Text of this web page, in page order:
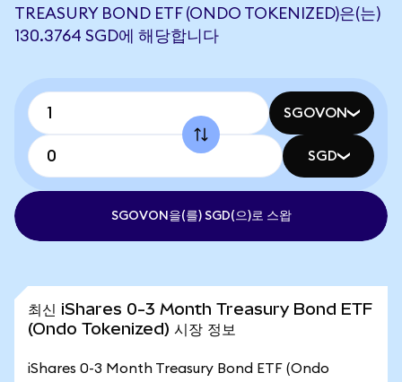
TREASURY BOND ETF (ONDO TOKENIZED)은(는)
130.3764 SGD에 해당합니다
SGOVON
SGD
SGOVON을(를) SGD(으)로 스왑
최신 iShares 0-3 Month Treasury Bond ETF
(Ondo Tokenized) 시장 정보
iShares 0-3 Month Treasury Bond ETF (Ondo